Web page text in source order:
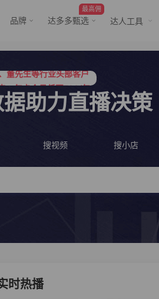
品牌
最高佣
达多多甄选 达人工具
董先生等行业头部客户
，年卡会员低至798/年
，年卡会员低至798/年
助力直播决策
搜视频 搜小店
时热播